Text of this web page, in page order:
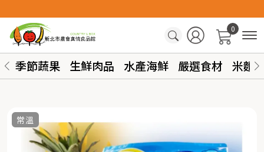
0
季節蔬果 生鮮肉品 水產海鮮 嚴選食材 米麵
常溫